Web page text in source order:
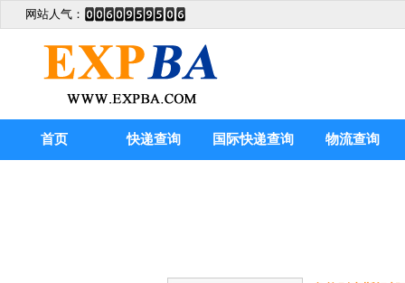
网站人气：
首页 快递查询 国际快递查询 物流查询